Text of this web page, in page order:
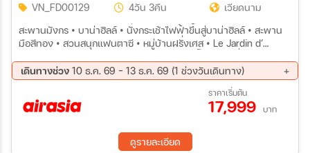
VN_FD00129 4วัน 3คืน
เวียดนาม
สะพานมังกร • บาน่าฮิลล์ • นั่งกระเช้าไฟฟ้าขึ้นสู่บาน่าฮิลล์ • สะพาน
มือสีทอง • สวนสนุกแฟนตาซี • หมู่บ้านฝรั่งเศส • Le Jardin d’
เมืองโบราณฮอยอัน • วัดลินห์อึ๋ง • วัดนามเซิน • ตลาดฮาน
เดินทางช่วง 10 ธ.ค. 69 - 13 ธ.ค. 69 (1 ช่วงวันเดินทาง)
ราคาเริ่มต้น
17,999 บาท
ดูรายละเอียด